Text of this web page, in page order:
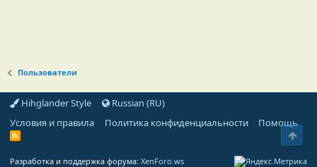
Пользователи
Hihglander Style
Russian (RU)
Условия и правила
Политика конфиденциальности Помощь
R
Разработка и поддержка форума: XenForo.ws